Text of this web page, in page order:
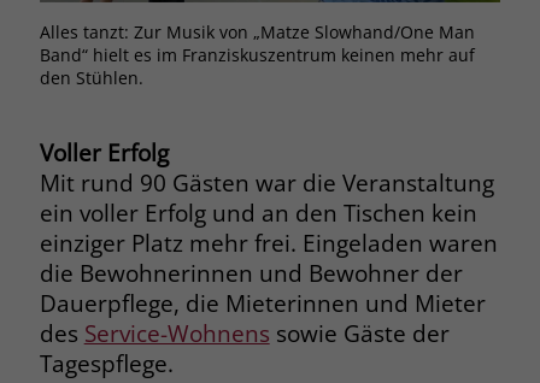
Alles tanzt: Zur Musik von „Matze Slowhand/One Man
Band“ hielt es im Franziskuszentrum keinen mehr auf
den Stühlen.
Voller Erfolg
Mit rund 90 Gästen war die Veranstaltung
ein voller Erfolg und an den Tischen kein
einziger Platz mehr frei. Eingeladen waren
die Bewohnerinnen und Bewohner der
Dauerpflege, die Mieterinnen und Mieter
des Service-Wohnens sowie Gäste der
Tagespflege.
Name PHPSESSID
Laufzeit Session
Zweck
Behält die Zustände des Benutzers bei
allen Seitenanfragen bei.
Name cookie_optin
Anbieter www.stiftung-liebenau.de
Zweck
Browsers und die Einstellungen
exklusiv für diese Website zu speichern.
werden, mit derselben
Benutzerkennung verknüpft werden.
Name _clsk
Anbieter www.clarity.ms
Laufzeit